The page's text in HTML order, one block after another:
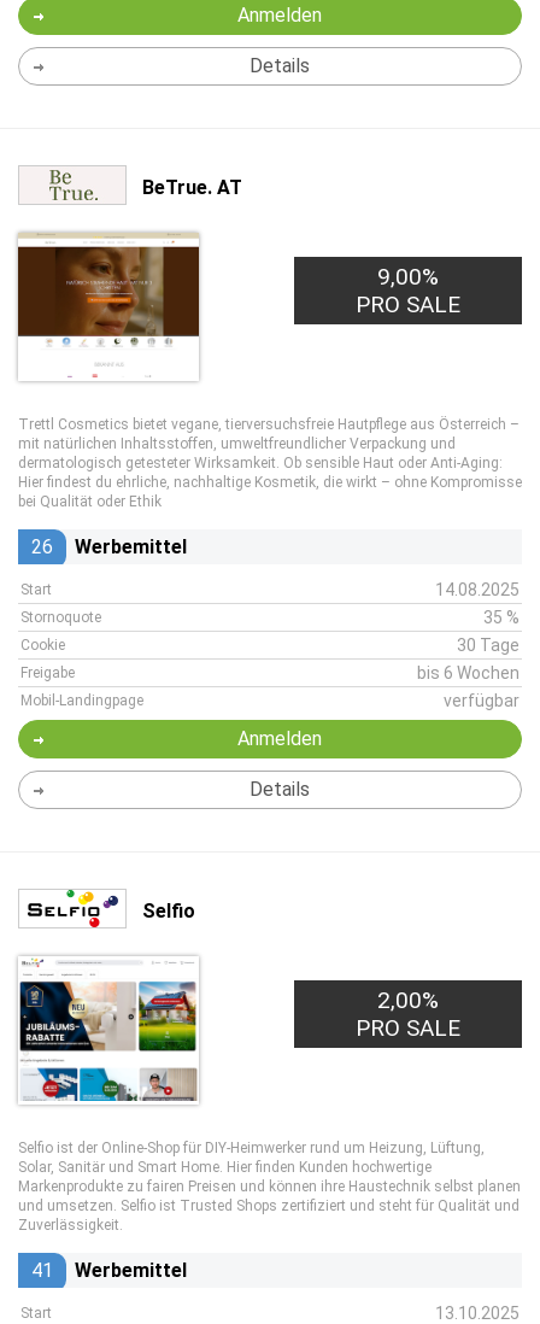
Anmelden
Details
BeTrue. AT
9,00%
PRO SALE
Trettl Cosmetics bietet vegane, tierversuchsfreie Hautpflege aus Österreich –
mit natürlichen Inhaltsstoffen, umweltfreundlicher Verpackung und
dermatologisch getesteter Wirksamkeit. Ob sensible Haut oder Anti-Aging:
Hier findest du ehrliche, nachhaltige Kosmetik, die wirkt – ohne Kompromisse
bei Qualität oder Ethik
26 Werbemittel
Start 14.08.2025
Stornoquote 35 %
Cookie 30 Tage
Freigabe bis 6 Wochen
Mobil-Landingpage verfügbar
Anmelden
Details
Selfio
2,00%
PRO SALE
Selfio ist der Online-Shop für DIY-Heimwerker rund um Heizung, Lüftung,
Solar, Sanitär und Smart Home. Hier finden Kunden hochwertige
Markenprodukte zu fairen Preisen und können ihre Haustechnik selbst planen
und umsetzen. Selfio ist Trusted Shops zertifiziert und steht für Qualität und
Zuverlässigkeit.
41 Werbemittel
Start 13.10.2025